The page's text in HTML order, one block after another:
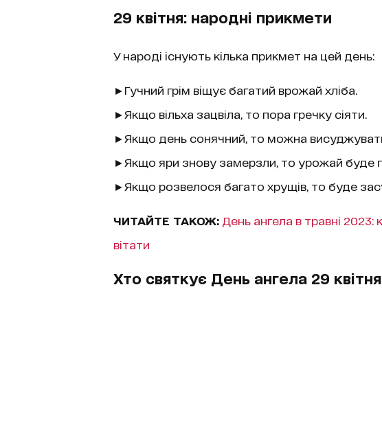
29 квітня: народні прикмети
У народі існують кілька прикмет на цей день:
►Гучний грім віщує багатий врожай хліба.
►Якщо вільха зацвіла, то пора гречку сіяти.
►Якщо день сонячний, то можна
►Якщо яри знову замерзли, то урожай буде
►Якщо розвелося багато хрущів, то буде
ЧИТАЙТЕ ТАКОЖ: День ангела в травні
вітати
Хто святкує День ангела 29 квітня